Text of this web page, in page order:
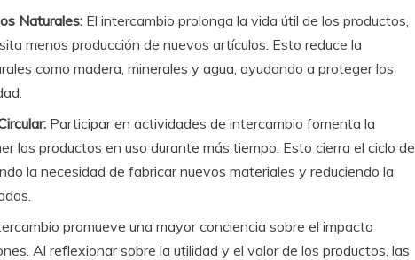
Naturales: El intercambio prolonga la vida útil de los productos,
menos producción de nuevos artículos. Esto reduce la
como madera, minerales y agua, ayudando a proteger los
Participar en actividades de intercambio fomenta la
los productos en uso durante más tiempo. Esto cierra el ciclo de
la necesidad de fabricar nuevos materiales y reduciendo la
promueve una mayor conciencia sobre el impacto
Al reflexionar sobre la utilidad y el valor de los productos, las